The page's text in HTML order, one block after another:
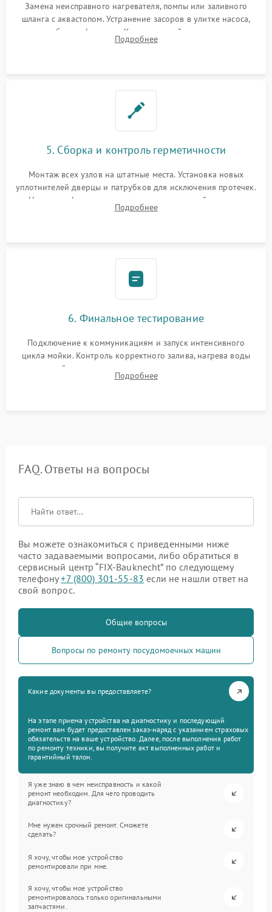
Замена неисправного нагревателя, помпы или заливного
шланга с аквастопом. Устранение засоров в улитке насоса,
патрубках и фильтрах. Компонентный ремонт платы
управления, восстановление поврежденной проводки.
Подробнее
5. Сборка и контроль герметичности
Монтаж всех узлов на штатные места. Установка новых
уплотнителей дверцы и патрубков для исключения протечек.
Надежная фиксация хомутов гидравлической системы,
сборка корпуса и установка датчика поплавка.
Подробнее
6. Финальное тестирование
Подключение к коммуникациям и запуск интенсивного
цикла мойки. Контроль корректного залива, нагрева воды
до нужной температуры, отсутствия посторонних шумов,
штатного слива и абсолютной сухости в поддоне.
Подробнее
FAQ. Ответы на вопросы
Вы можете ознакомиться с приведенными ниже
часто задаваемыми вопросами, либо обратиться в
сервисный центр “FIX-Bauknecht” по следующему
телефону+7 (800) 301-55-83 если не нашли ответ на
свой вопрос.
Общие вопросы
Вопросы по ремонту посудомоечных машин
Какие документы вы предоставляете?
На этапе приема устройства на диагностику и последующий
ремонт вам будет предоставлен заказ-наряд с указанием страховых
обязательств на ваше устройство. Далее, после выполнения работ
по ремонту техники, вы получите акт выполненных работ и
гарантийный талон.
Я уже знаю в чем неисправность и какой
ремонт необходим. Для чего проводить
диагностику?
Мне нужен срочный ремонт. Сможете
сделать?
Я хочу, чтобы мое устройство
ремонтировали при мне.
Я хочу, чтобы мое устройство
ремонтировалось только оригинальными
запчастями.